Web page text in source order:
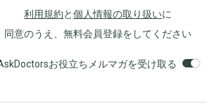
利用規約と個人情報の取り扱いに
同意のうえ、無料会員登録をしてください
お役立ちメルマガを受け取る